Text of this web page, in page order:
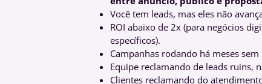
Você tem leads, mas eles não
ROI abaixo de 2x (para negócios
específicos).
Campanhas rodando há meses
Equipe reclamando de leads ruins,
Clientes reclamando do